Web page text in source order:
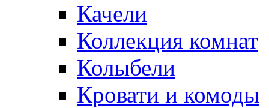
Качели
Коллекция комнат
Колыбели
Кровати и комоды